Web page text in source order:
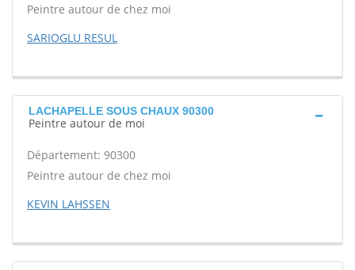
Peintre autour de chez moi
SARIOGLU RESUL
LACHAPELLE SOUS CHAUX 90300
Peintre autour de moi
Département: 90300
Peintre autour de chez moi
KEVIN LAHSSEN